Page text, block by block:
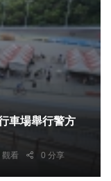
車場舉行警方
觀看 0 分享